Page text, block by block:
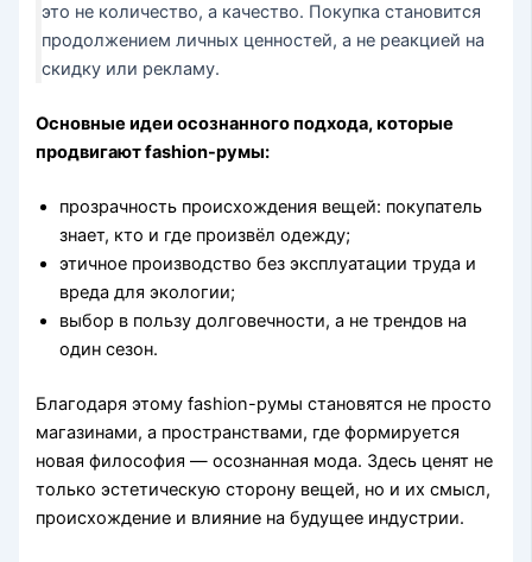
это не количество, а качество. Покупка становится
продолжением личных ценностей, а не реакцией на
скидку или рекламу.
Основные идеи осознанного подхода, которые
продвигают fashion-румы:
прозрачность происхождения вещей: покупатель
знает, кто и где произвёл одежду;
этичное производство без эксплуатации труда и
вреда для экологии;
выбор в пользу долговечности, а не трендов на
один сезон.
Благодаря этому fashion-румы становятся не просто
магазинами, а пространствами, где формируется
новая философия — осознанная мода. Здесь ценят не
только эстетическую сторону вещей, но и их смысл,
происхождение и влияние на будущее индустрии.